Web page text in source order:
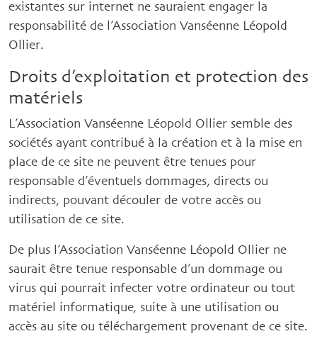
existantes sur internet ne sauraient engager la
responsabilité de l’Association Vanséenne Léopold
Ollier.
Droits d’exploitation et protection des
matériels
L’Association Vanséenne Léopold Ollier semble des
sociétés ayant contribué à la création et à la mise en
place de ce site ne peuvent être tenues pour
responsable d’éventuels dommages, directs ou
indirects, pouvant découler de votre accès ou
utilisation de ce site.
De plus l’Association Vanséenne Léopold Ollier ne
saurait être tenue responsable d’un dommage ou
virus qui pourrait infecter votre ordinateur ou tout
matériel informatique, suite à une utilisation ou
accès au site ou téléchargement provenant de ce site.